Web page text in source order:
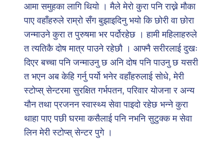
आमा समुहका लागि थियो । मैले मेरो कुरा पनि राख्ने मौका
पाए वहाँहरुले राम्रो सँग बुझाइदिनु भयो कि छोरी वा छोरा
जन्माउने कुरा त पुरुषमा भर पर्दोरहेछ । हामी महिलाहरुले
त त्यतिकै दोष मात्र पाउने रहेछौ । आफ्नै सरीरलाई दुखः
दिएर बच्चा पनि जन्माउनु छ अनि दोष पनि पाउनु छ यसरी
त भएन अब केहि गर्नु पर्यो भनेर वहाँहरुलाई सोधे, मेरी
स्टोप्स् सेन्टरमा सुरक्षित गर्भपतन, परिवार योजना र अन्य
यौन तथा प्रजनन स्वास्थ्य सेवा पाइदो रहेछ भन्ने कुरा
थाहा पाए पछी घरमा कसैलाई पनि नभनि सुटुक्क म सेवा
लिन मेरी स्टोप्स् सेन्टर पुगे ।